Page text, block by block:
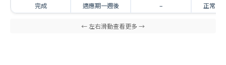
完成
適應期一週後 – 正常空